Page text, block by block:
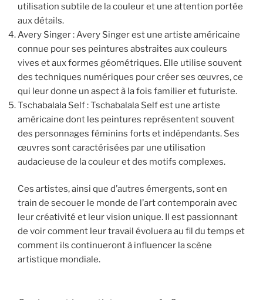
utilisation subtile de la couleur et une attention portée
aux détails.
Avery Singer : Avery Singer est une artiste américaine
connue pour ses peintures abstraites aux couleurs
vives et aux formes géométriques. Elle utilise souvent
des techniques numériques pour créer ses œuvres, ce
qui leur donne un aspect à la fois familier et futuriste.
Tschabalala Self : Tschabalala Self est une artiste
américaine dont les peintures représentent souvent
des personnages féminins forts et indépendants. Ses
œuvres sont caractérisées par une utilisation
audacieuse de la couleur et des motifs complexes.
Ces artistes, ainsi que d’autres émergents, sont en
train de secouer le monde de l’art contemporain avec
leur créativité et leur vision unique. Il est passionnant
de voir comment leur travail évoluera au fil du temps et
comment ils continueront à influencer la scène
artistique mondiale.